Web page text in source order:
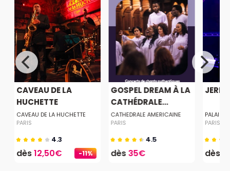
-11%
CAVEAU DE LA
HUCHETTE
CAVEAU DE LA HUCHETTE
PARIS
4.3
dès12,50€
GOSPEL DREAM À LA
CATHÉDRALE...
CATHEDRALE AMERICAINE
PARIS
4.5
dès35€
PALAIS
PARIS
dès